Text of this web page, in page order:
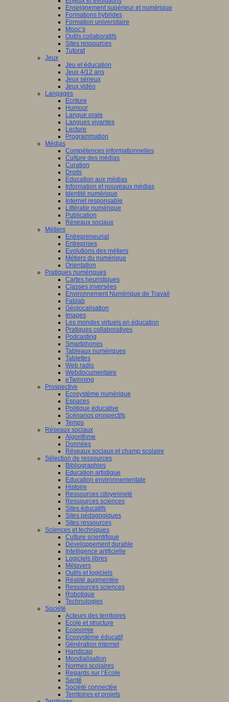
Enseignement supérieur et numérique
Formations hybrides
Formation universitaire
Mooc’s
Outils collaboratifs
Sites ressources
Tutorat
Jeux
Jeu et éducation
Jeux 4/12 ans
Jeux sérieux
Jeux vidéo
Langages
Ecriture
Humour
Langue orale
Langues vivantes
Lecture
Programmation
Médias
Compétences informationnelles
Culture des médias
Curation
Droits
Education aux médias
Information et nouveaux médias
Identité numérique
Internet responsable
Littératie numérique
Publication
Réseaux sociaux
Métiers
Entrepreneuriat
Entreprises
Evolutions des métiers
Métiers du numérique
Orientation
Pratiques numériques
Cartes heuristiques
Classes inversées
Environnement Numérique de Travail
Fablab
Géolocalisation
Images
Les mondes virtuels en éducation
Pratiques collaboratives
Podcasting
Smartphones
Tableaux numériques
Tablettes
Web radio
Webdocumentaire
eTwinning
Prospective
Ecosystème numérique
Espaces
Politique éducative
Scénarios prospectifs
Temps
Réseaux sociaux
Algorithme
Données
Réseaux sociaux et champ scolaire
Sélection de ressources
Bibliographies
Education artistique
Education environnementale
Histoire
Ressources citoyenneté
Ressources sciences
Sites éducatifs
Sites pédagogiques
Sites ressources
Sciences et techniques
Culture scientifique
Développement durable
Intelligence artificielle
Logiciels libres
Métavers
Outils et logiciels
Réalité augmentée
Ressources sciences
Robotique
Technologies
Société
Acteurs des territoires
Ecole et structure
Economie
Ecosystème éducatif
Génération internet
Handicap
Mondialisation
Normes scolaires
Regards sur l’Ecole
Santé
Société connectée
Territoires et projets